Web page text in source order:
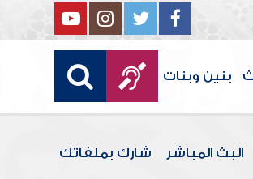
بنين وبنات
البث المباشر شارك بملفاتك